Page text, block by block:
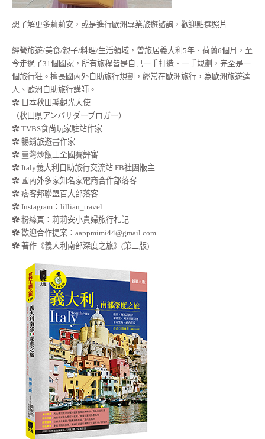
想了解更多莉莉安，或是進行歐洲專業旅遊諮詢，歡迎點選照片
經營旅遊/美食/親子/料理/生活領域，曾旅居義大利5年、荷蘭6個月，至
今走過了31個國家，所有旅程皆是自己一手打造、一手規劃，完全是一
個旅行狂。擅長國內外自助旅行規劃，經常在歐洲旅行，為歐洲旅遊達
人、歐洲自助旅行講師。
✿ 日本秋田縣觀光大使
（秋田県アンバサダーブロガー）
✿ TVBS食尚玩家駐站作家
✿ 暢銷旅遊書作家
✿ 臺灣炒飯王全國賽評審
✿ Italy義大利自助旅行交流站 FB社團版主
✿ 國內外多家知名家電商合作部落客
✿ 痞客邦聯盟百大部落客
✿ Instagram：lillian_travel
✿ 粉絲頁：莉莉安小貴婦旅行札記
✿ 歡迎合作提案： aappmimi44@gmail.com
✿ 著作《義大利南部深度之旅》(第三版)